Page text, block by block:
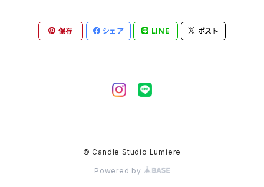
ギフトセット
保存 シェア LINE ポスト
© Candle Studio Lumiere
Powered by